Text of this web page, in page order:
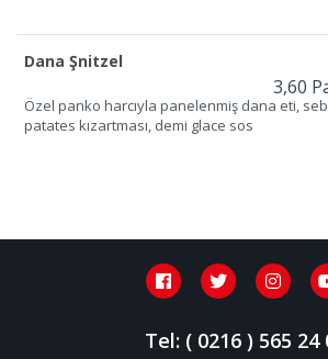
Dana Şnitzel
3,60
Özel panko harcıyla panelenmiş dana eti,
patates kızartması, demi glace sos
Tel: ( 0216 ) 565 24